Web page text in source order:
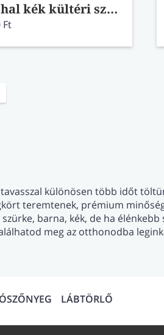
Funchal kék kültéri szőnyeg 60x100
Ft
különösen több időt
teremtenek, prémium
barna, kék, de ha
meg az otthonodba
LÁBTÖRLŐ